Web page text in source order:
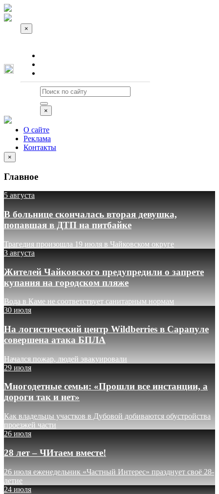
×
×
О сайте
Реклама
Контакты
×
Главное
5 августа
В больнице скончалась вторая девушка,
попавшая в ДТП на питбайке
Трагедия произошла 19 июля в Чайковском округе
3 августа
Жителей Чайковского предупредили о запрете
купания на городском пляже
Вода в Каме не соответствует санитарным нормам
30 июля
На логистический центр Wildberries в Сарапуле
совершена атака БПЛА
Начался пожар, людей эвакуировали
29 июля
Многодетные семьи: «Прошли все инстанции, а
дороги так и нет»
Как владельцы участков в Дубовой добиваются обустройства
проезжей части
26 июля
28 лет – ЧИтаем вместе!
26 июля еженедельник «Частный Интерес» празднует своё 28-
летие
24 июля